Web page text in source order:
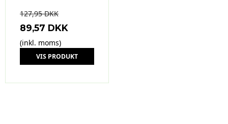
127,95 DKK
89,57 DKK
(inkl. moms)
VIS PRODUKT